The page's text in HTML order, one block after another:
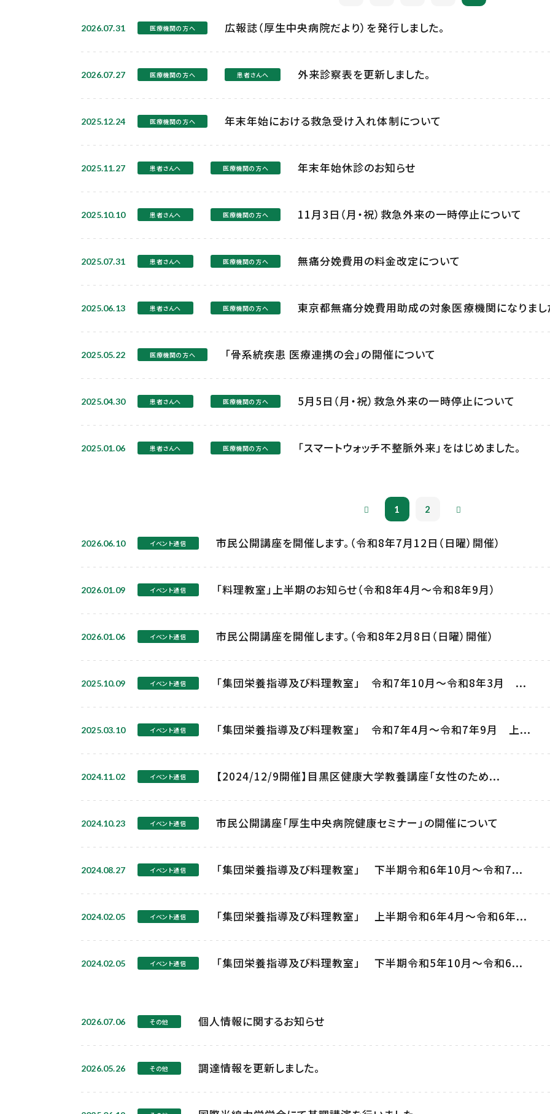
2026.07.31 医療機関の方へ 広報誌（厚生中央病院だより）を発行しました。
2026.07.27 医療機関の方へ 患者さんへ 外来診察表を更新しました。
2025.12.24 医療機関の方へ 年末年始における救急受け入れ体制について
2025.11.27 患者さんへ 医療機関の方へ 年末年始休診のお知らせ
2025.10.10 患者さんへ 医療機関の方へ 11月3日（月・祝）救急外来の一時停止について
2025.07.31 患者さんへ 医療機関の方へ 無痛分娩費用の料金改定について
2025.06.13 患者さんへ 医療機関の方へ 東京都無痛分娩費用助成の対象医療機関になりまし
2025.05.22 医療機関の方へ 「骨系統疾患 医療連携の会」の開催について
2025.04.30 患者さんへ 医療機関の方へ 5月5日（月・祝）救急外来の一時停止について
2025.01.06 患者さんへ 医療機関の方へ 「スマートウォッチ不整脈外来」をはじめました。
1 2
2026.06.10 イベント通信 市民公開講座を開催します。（令和8年7月12日（日曜）開催）
2026.01.09 イベント通信 「料理教室」上半期のお知らせ（令和8年4月～令和8年9月）
2026.01.06 イベント通信 市民公開講座を開催します。（令和8年2月8日（日曜）開催）
2025.10.09 イベント通信 「集団栄養指導及び料理教室」 令和7年10月～令和8年3月 ...
2025.03.10 イベント通信 「集団栄養指導及び料理教室」 令和7年4月～令和7年9月 上...
2024.11.02 イベント通信 【2024/12/9開催】目黒区健康大学教養講座「女性のため...
2024.10.23 イベント通信 市民公開講座「厚生中央病院健康セミナー」の開催について
2024.08.27 イベント通信 「集団栄養指導及び料理教室」 下半期令和6年10月～令和7...
2024.02.05 イベント通信 「集団栄養指導及び料理教室」 上半期令和6年4月～令和6年...
2024.02.05 イベント通信 「集団栄養指導及び料理教室」 下半期令和5年10月～令和6...
2026.07.06 その他 個人情報に関するお知らせ
2026.05.26 その他 調達情報を更新しました。